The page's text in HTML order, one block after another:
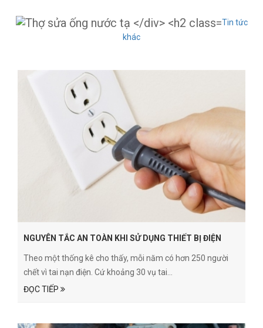
Tin tức
khác
NGUYÊN TẮC AN TOÀN KHI SỬ DỤNG THIẾT BỊ ĐIỆN
Theo một thống kê cho thấy, mỗi năm có hơn 250 người
chết vì tai nạn điện. Cứ khoảng 30 vụ tai...
ĐỌC TIẾP